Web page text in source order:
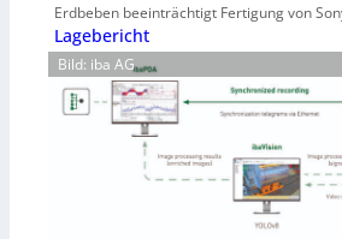
Erdbeben beeinträchtigt Fertigung von
Lagebericht
Bild: iba AG